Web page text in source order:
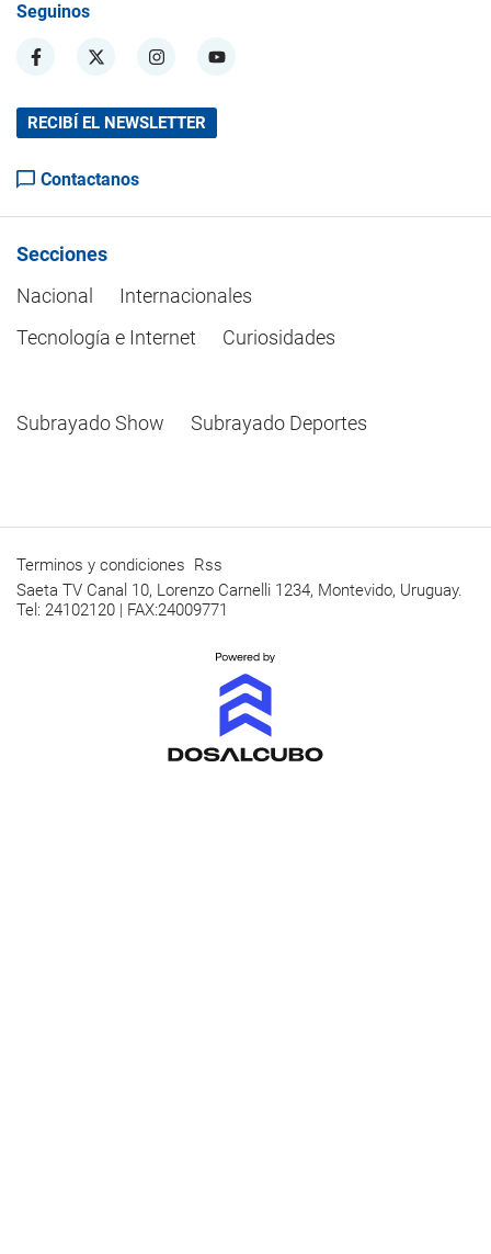
Seguinos
RECIBÍ EL NEWSLETTER
Contactanos
Secciones
Nacional
Internacionales
Tecnología e Internet
Curiosidades
Subrayado Show Subrayado Deportes
Terminos y condiciones Rss
Saeta TV Canal 10, Lorenzo Carnelli 1234, Montevido, Uruguay.
Tel: 24102120 | FAX:24009771